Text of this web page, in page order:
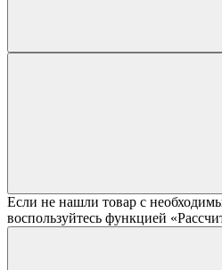
Если не нашли товар с
воспользуйтесь функцией